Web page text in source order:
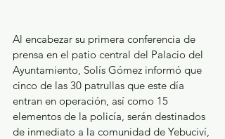
Al encabezar su primera conferencia de
prensa en el patio central del Palacio del
Ayuntamiento, Solís Gómez informó que
cinco de las 30 patrullas que este día
entran en operación, así como 15
elementos de la policía, serán destinados
de inmediato a la comunidad de Yebuciví,